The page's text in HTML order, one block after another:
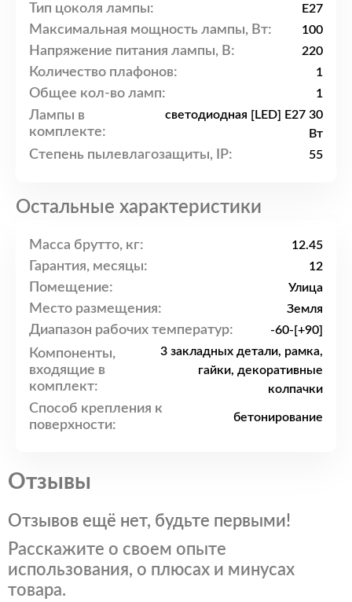
Тип цоколя лампы: E27
Максимальная мощность лампы, Вт: 100
Напряжение питания лампы, В: 220
Количество плафонов: 1
Общее кол-во ламп: 1
Лампы в
комплекте:
светодиодная [LED] E27 30
Вт
Степень пылевлагозащиты, IP: 55
Остальные характеристики
Масса брутто, кг: 12.45
Гарантия, месяцы: 12
Помещение: Улица
Место размещения: Земля
Диапазон рабочих температур: -60-[+90]
Компоненты,
входящие в
комплект:
3 закладных детали, рамка,
гайки, декоративные
колпачки
Способ крепления к
поверхности:
бетонирование
Отзывы
Отзывов ещё нет, будьте первыми!
Расскажите о своем опыте
использования, о плюсах и минусах
товара.